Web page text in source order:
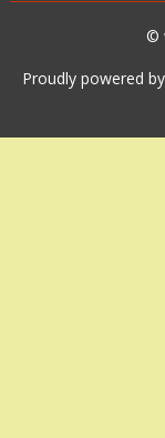
©
Proudly powered